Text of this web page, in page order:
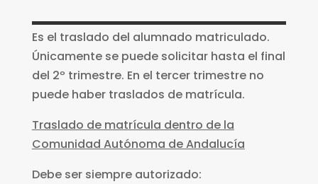
Es el traslado del alumnado matriculado.
Únicamente se puede solicitar hasta el final
del 2º trimestre. En el tercer trimestre no
puede haber traslados de matrícula.
Traslado de matrícula dentro de la
Comunidad Autónoma de Andalucía
Debe ser siempre autorizado: